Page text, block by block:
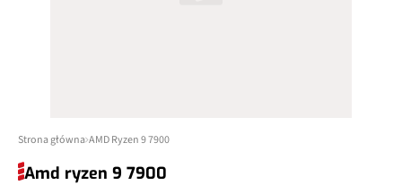
Strona główna AMD Ryzen 9 7900
Amd ryzen 9 7900